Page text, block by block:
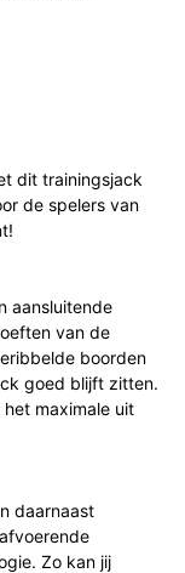
dit trainingsjack
de spelers van
aansluitende
van de
boorden
goed blijft zitten.
maximale uit
daarnaast
Zo kan jij